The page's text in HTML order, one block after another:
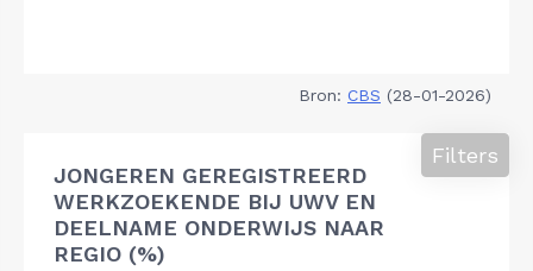
Bron: CBS (28-01-2026)
JONGEREN GEREGISTREERD
WERKZOEKENDE BIJ UWV EN
DEELNAME ONDERWIJS NAAR
REGIO (%)
Filters